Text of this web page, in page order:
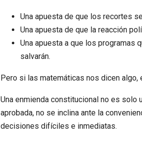
Una apuesta de que los recortes
Una apuesta de que la reacción
Una apuesta a que los programas
salvarán.
Pero si las matemáticas nos dicen
Una enmienda constitucional no es solo
aprobada, no se inclina ante la
decisiones difíciles e inmediatas.